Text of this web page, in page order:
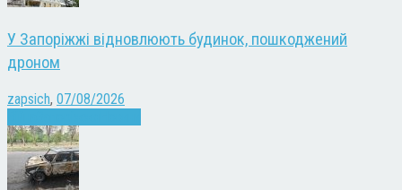
У Запоріжжі відновлюють будинок, пошкоджений
дроном
zapsich, 07/08/2026